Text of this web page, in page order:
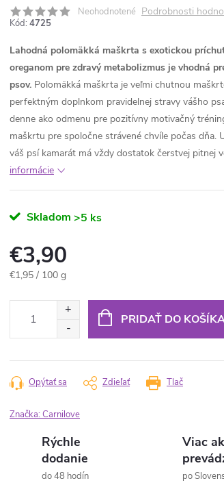
Neohodnotené Podrobnosti
Kód: 4725
Lahodná polomäkká maškrta s exotickou
oreganom pre zdravý metabolizmus je vhodná
psov. Polomäkká maškrta je veľmi chutnou
perfektným doplnkom pravidelnej stravy vášho
denne ako odmenu pre pozitívny motivačný
maškrtu pre spoločne strávené chvíle počas dňa.
váš psí kamarát má vždy dostatok čerstvej pitnej
informácie
Skladom >5 ks
€3,90
Jednotková
€1,95 / 100 g
PRIDAŤ DO
Tlač
Opýtať sa Zdieľať
Značka:Carnilove
Rýchle
dodanie
do 48 hodín
Viac
po